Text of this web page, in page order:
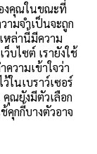
งคุณในขณะที่
ามจำเป็นจะถูก
หล่านี้มีความ
บไซต์ เรายังใช้
วามเข้าใจว่า
ในเบราว์เซอร์
ณยังมีตัวเลือก
คุกกี้บางตัวอาจ